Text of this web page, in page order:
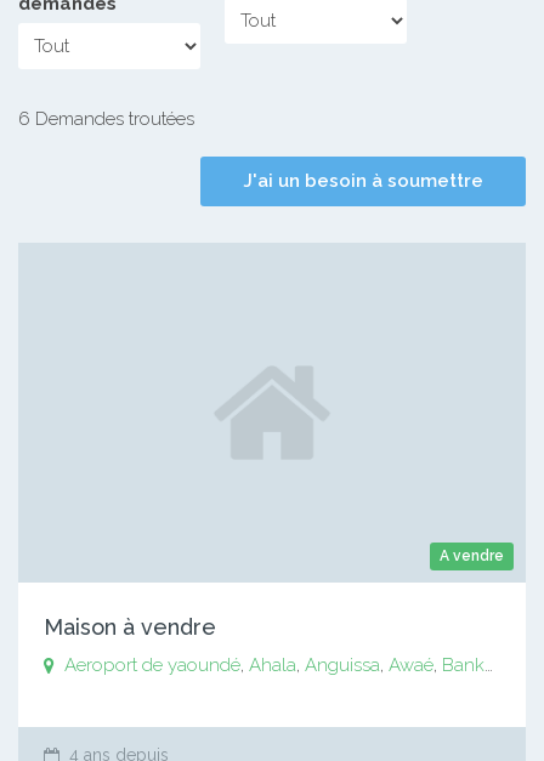
6 Demandes troutées
J'ai un besoin à soumettre
A vendre
Maison à vendre
Aeroport de yaoundé, Ahala Anguissa Awaé, Bankomo
4 ans depuis